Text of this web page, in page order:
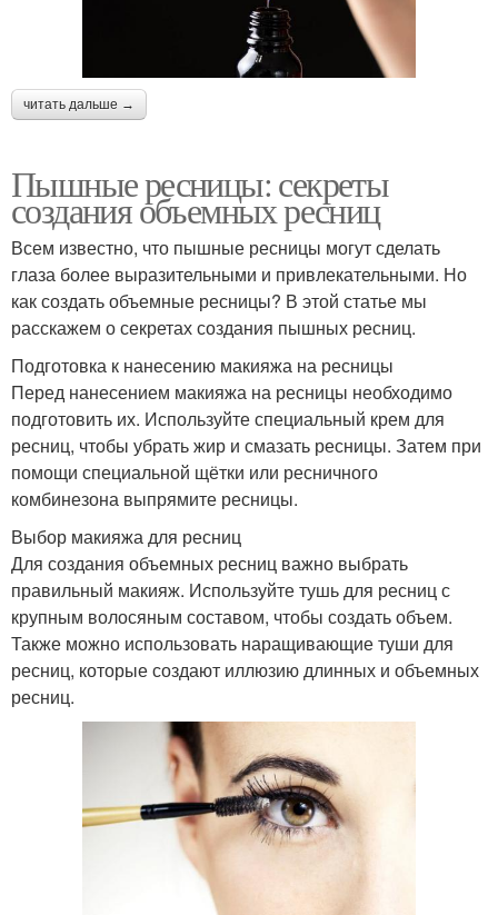
читать дальше →
Пышные ресницы: секреты
создания объемных ресниц
Всем известно, что пышные ресницы могут сделать
глаза более выразительными и привлекательными. Но
как создать объемные ресницы? В этой статье мы
расскажем о секретах создания пышных ресниц.
Подготовка к нанесению макияжа на ресницы
Перед нанесением макияжа на ресницы необходимо
подготовить их. Используйте специальный крем для
ресниц, чтобы убрать жир и смазать ресницы. Затем при
помощи специальной щётки или ресничного
комбинезона выпрямите ресницы.
Выбор макияжа для ресниц
Для создания объемных ресниц важно выбрать
правильный макияж. Используйте тушь для ресниц с
крупным волосяным составом, чтобы создать объем.
Также можно использовать наращивающие туши для
ресниц, которые создают иллюзию длинных и объемных
ресниц.